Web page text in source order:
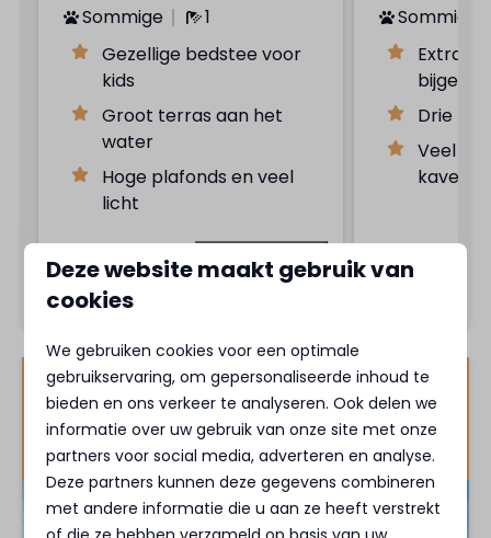
Sommige
1
Gezellige bedstee voor
kids
Groot terras aan het
water
Hoge plafonds en veel
licht
Bekijken
Sommige
Extra
Drie
Veel
kavel
MarinaPark Beach Resort
Soal
Nederland - Friesland
Deze website maakt gebruik van
cookies
We gebruiken cookies voor een optimale
gebruikservaring, om gepersonaliseerde inhoud te
bieden en ons verkeer te analyseren. Ook delen we
informatie over uw gebruik van onze site met onze
partners voor social media, adverteren en analyse.
Deze partners kunnen deze gegevens combineren
met andere informatie die u aan ze heeft verstrekt